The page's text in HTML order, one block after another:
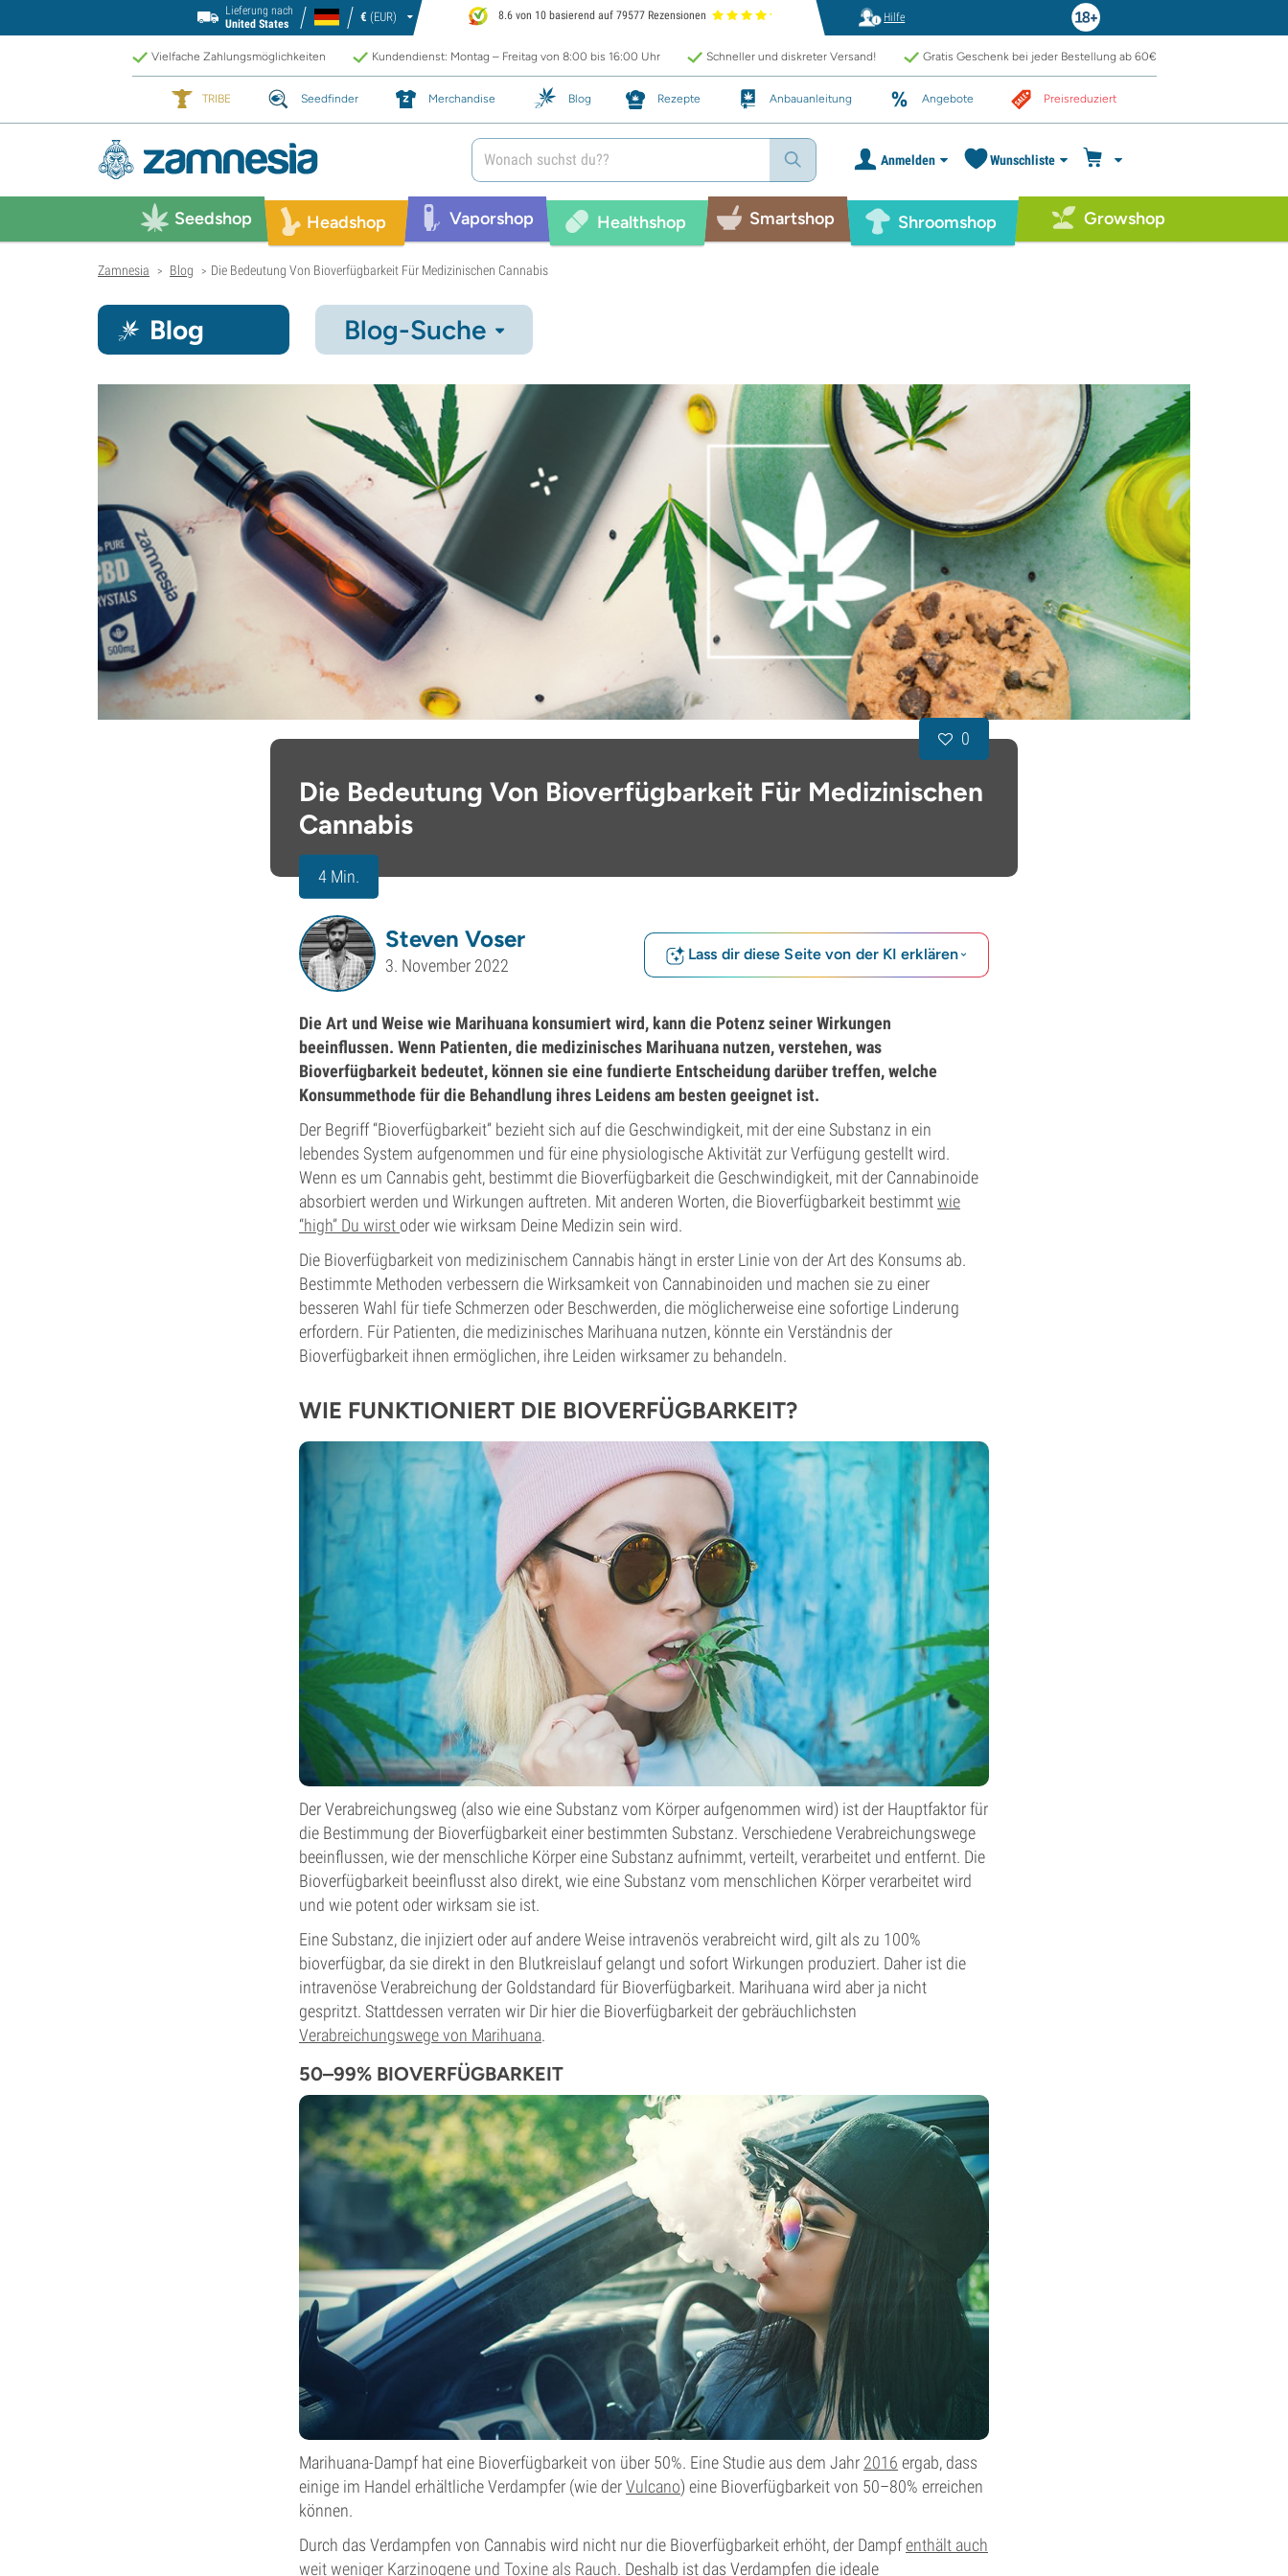
Lieferung nach
United States
€ (EUR) 8.6 von 10 basierend auf 79577 Rezensionen Hilfe
Vielfache Zahlungsmöglichkeiten Kundendienst: Montag – Freitag von 8:00 bis 16:00 Uhr Schneller und diskreter Versand! Gratis Geschenk bei jeder Bestellung ab 60€
TRIBE Seedfinder Merchandise Blog Rezepte Anbauanleitung Angebote Preisreduziert
Anmelden Wunschliste
Seedshop Headshop Vaporshop Healthshop Smartshop Shroomshop Growshop
Zamnesia > Blog > Die Bedeutung Von Bioverfügbarkeit Für Medizinischen Cannabis
Blog Blog-Suche
Die Bedeutung Von Bioverfügbarkeit Für Medizinischen
Cannabis
4 Min.
0
Steven Voser
3. November 2022
Lass dir diese Seite von der KI erklären
Die Art und Weise wie Marihuana konsumiert wird, kann die Potenz seiner Wirkungen
beeinflussen. Wenn Patienten, die medizinisches Marihuana nutzen, verstehen, was
Bioverfügbarkeit bedeutet, können sie eine fundierte Entscheidung darüber treffen, welche
Konsummethode für die Behandlung ihres Leidens am besten geeignet ist.
Der Begriff “Bioverfügbarkeit” bezieht sich auf die Geschwindigkeit, mit der eine Substanz in ein
lebendes System aufgenommen und für eine physiologische Aktivität zur Verfügung gestellt wird.
Wenn es um Cannabis geht, bestimmt die Bioverfügbarkeit die Geschwindigkeit, mit der Cannabinoide
absorbiert werden und Wirkungen auftreten. Mit anderen Worten, die Bioverfügbarkeit bestimmtwie
“high” Du wirst oder wie wirksam Deine Medizin sein wird.
Die Bioverfügbarkeit von medizinischem Cannabis hängt in erster Linie von der Art des Konsums ab.
Bestimmte Methoden verbessern die Wirksamkeit von Cannabinoiden und machen sie zu einer
besseren Wahl für tiefe Schmerzen oder Beschwerden, die möglicherweise eine sofortige Linderung
erfordern. Für Patienten, die medizinisches Marihuana nutzen, könnte ein Verständnis der
Bioverfügbarkeit ihnen ermöglichen, ihre Leiden wirksamer zu behandeln.
WIE FUNKTIONIERT DIE BIOVERFÜGBARKEIT?
Der Verabreichungsweg (also wie eine Substanz vom Körper aufgenommen wird) ist der Hauptfaktor für
die Bestimmung der Bioverfügbarkeit einer bestimmten Substanz. Verschiedene Verabreichungswege
beeinflussen, wie der menschliche Körper eine Substanz aufnimmt, verteilt, verarbeitet und entfernt. Die
Bioverfügbarkeit beeinflusst also direkt, wie eine Substanz vom menschlichen Körper verarbeitet wird
und wie potent oder wirksam sie ist.
Eine Substanz, die injiziert oder auf andere Weise intravenös verabreicht wird, gilt als zu 100%
bioverfügbar, da sie direkt in den Blutkreislauf gelangt und sofort Wirkungen produziert. Daher ist die
intravenöse Verabreichung der Goldstandard für Bioverfügbarkeit. Marihuana wird aber ja nicht
gespritzt. Stattdessen verraten wir Dir hier die Bioverfügbarkeit der gebräuchlichsten
Verabreichungswege von Marihuana.
50–99% BIOVERFÜGBARKEIT
Marihuana-Dampf hat eine Bioverfügbarkeit von über 50%. Eine Studie aus dem Jahr 2016 ergab, dass
einige im Handel erhältliche Verdampfer (wie derVulcano) eine Bioverfügbarkeit von 50–80% erreichen
können.
Durch das Verdampfen von Cannabis wird nicht nur die Bioverfügbarkeit erhöht, der Dampfenthält auch
weit weniger Karzinogene und Toxine als Rauch. Deshalb ist das Verdampfen die ideale